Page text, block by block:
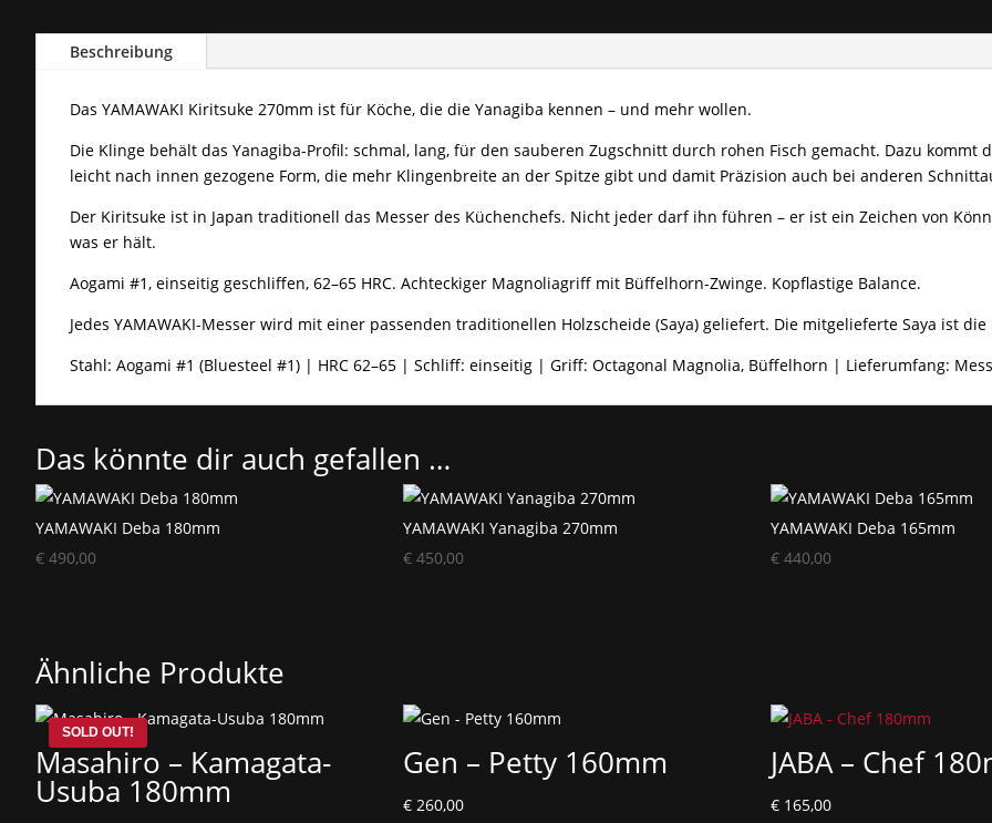
Beschreibung
Das YAMAWAKI Kiritsuke 270mm ist für Köche, die die Yanagiba kennen – und mehr wollen.
Die Klinge behält das Yanagiba-Profil: schmal, lang, für den sauberen Zugschnitt durch rohen Fisch gemacht. Dazu kommt
leicht nach innen gezogene Form, die mehr Klingenbreite an der Spitze gibt und damit Präzision auch bei anderen
Der Kiritsuke ist in Japan traditionell das Messer des Küchenchefs. Nicht jeder darf ihn führen – er ist ein Zeichen von
was er hält.
Aogami #1, einseitig geschliffen, 62–65 HRC. Achteckiger Magnoliagriff mit Büffelhorn-Zwinge. Kopflastige Balance.
Jedes YAMAWAKI-Messer wird mit einer passenden traditionellen Holzscheide (Saya) geliefert. Die mitgelieferte Saya ist
Stahl: Aogami #1 (Bluesteel #1) | HRC 62–65 | Schliff: einseitig | Griff: Octagonal Magnolia, Büffelhorn | Lieferumfang:
Das könnte dir auch gefallen …
YAMAWAKI Deba 180mm
€ 490,00
YAMAWAKI Yanagiba 270mm
€ 450,00
YAMAWAKI Deba 165mm
€ 440,00
Ähnliche Produkte
Masahiro – Kamagata-
Usuba 180mm
Gen – Petty 160mm
€ 260,00
JABA – Chef
€ 165,00